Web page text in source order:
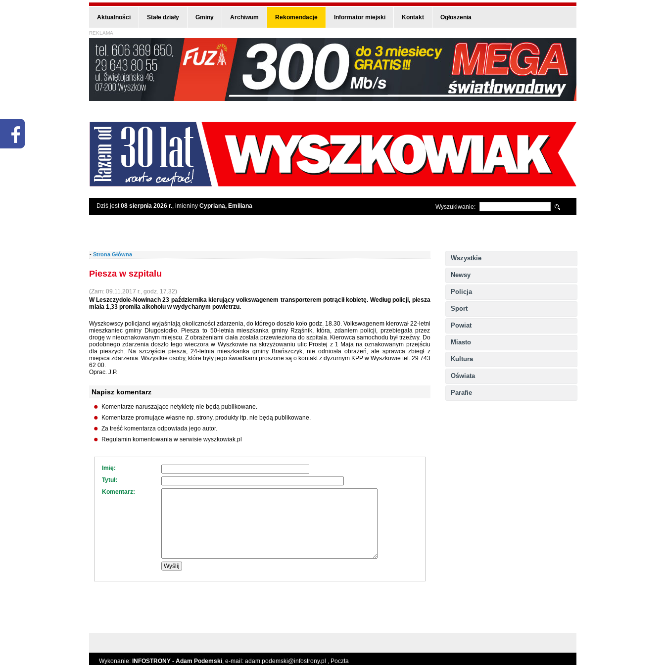
Aktualności Stałe działy Gminy Archiwum Rekomendacje Informator miejski Kontakt Ogłoszenia
REKLAMA
Dziś jest08 sierpnia 2026 r., imieniny Cypriana, Emiliana Wyszukiwanie:
Wszystkie
Newsy
Policja
Sport
Powiat
Miasto
Kultura
Oświata
Parafie
- Strona Główna
Piesza w szpitalu
(Zam: 09.11.2017 r., godz. 17.32)
W Leszczydole-Nowinach 23 października kierujący volkswagenem transporterem potrącił kobietę. Według policji, piesza
miała 1,33 promila alkoholu w wydychanym powietrzu.
Wyszkowscy policjanci wyjaśniają okoliczności zdarzenia, do którego doszło koło godz. 18.30. Volkswagenem kierował 22-letni
mieszkaniec gminy Długosiodło. Piesza to 50-letnia mieszkanka gminy Rząśnik, która, zdaniem policji, przebiegała przez
drogę w nieoznakowanym miejscu. Z obrażeniami ciała została przewieziona do szpitala. Kierowca samochodu był trzeźwy. Do
podobnego zdarzenia doszło tego wieczora w Wyszkowie na skrzyżowaniu ulic Prostej z 1 Maja na oznakowanym przejściu
dla pieszych. Na szczęście piesza, 24-letnia mieszkanka gminy Brańszczyk, nie odniosła obrażeń, ale sprawca zbiegł z
miejsca zdarzenia. Wszystkie osoby, które były jego świadkami proszone są o kontakt z dyżurnym KPP w Wyszkowie tel. 29 743
62 00.
Oprac. J.P.
Napisz komentarz
Komentarze naruszające netykietę nie będą publikowane.
Komentarze promujące własne np. strony, produkty itp. nie będą publikowane.
Za treść komentarza odpowiada jego autor.
Regulamin komentowania w serwisie wyszkowiak.pl
Imię:
Tytuł:
Komentarz:
Wykonanie: INFOSTRONY - Adam Podemski, e-mail: adam.podemski@infostrony.pl , Poczta